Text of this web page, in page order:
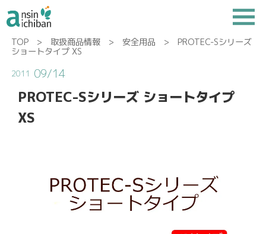
TOP> 取扱商品情報> 安全用品 > PROTEC-Sシリーズ
ショートタイプ XS
2011 09/14
PROTEC-Sシリーズ ショートタイプ
XS